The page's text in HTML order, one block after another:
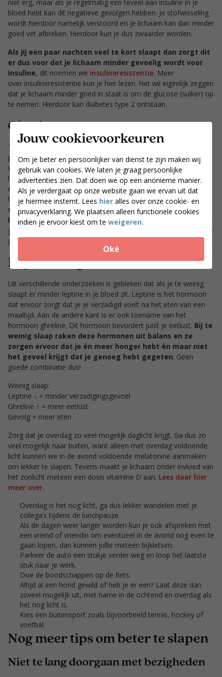
Jouw cookievoorkeuren
Om je beter en persoonlijker van dienst te zijn maken wij
gebruik van cookies. We laten je graag persoonlijke
advertenties zien. Dat doen we op een anonieme manier.
Als je verdergaat op onze website gaan we ervan uit dat
je hiermee instemt. Lees hier alles over onze cookie- en
privacyverklaring. We plaatsen alleen functionele cookies
indien je ervoor kiest om te weigeren.
Oké
niet erg, maar als je regelmatig een teveel aan insuline in je
bloed hebt kan dit negatieve gevolgen hebben. Je stofwisseling
wordt hierdoor namelijk verstoord en je lichaam kan dan minder
goed vet afbreken. Hierdoor kun je dus zwaarder worden.
Als jij een paar nachten veel te kort slaapt dan zorgt dit
er dus voor dat je lichaam minder gevoelig wordt voor
insuline, dit noemen we insulineresistentie. Meer
over insulineresistentie kun je hier lezen. Het wil eigenlijk zeggen
dat je lichaam minder goed in staat is om de glucose (suiker) op
te nemen. Hierdoor kan diabetes type 2 ontstaan.
Obesitas
Terwijl je slaapt vinden er in je lichaam allerlei ‘reparatie’
processen plaats. Tijdens een goede nachtrust wordt als het
ware ons hele systeem gereset, zodat jij ’s ochtends weer
lekker fris opstaat. Voor deze processen is natuurlijk ook
energie nodig en die energie komt tijdens het slapen vrij door
het verbranden van jouw eigen vet!Als je ’s nachts niet goed
slaapt zal je lichaam je vetten dan ook niet optimaal
kunnen verbranden. Dit kan er op den duur voor zorgen dat
je minder makkelijk gewicht verliest of zelfs aankomt, vooral als
je ’s avonds de neiging hebt om nog te gaan snacken.
Leptine en ghreline
Uit verschillende onderzoeken is gebleken dat als je te weinig
slaapt er minder leptine in je bloed zit. Leptine is het hormoon
dat ervoor zorgt dat je je verzadigd voelt na het eten van een
maaltijd. Aan de andere kant is er ook toename van het
hormoon ghreline. Dit hormoon bevordert juist je eetlust. Bij te
weinig slaap raken deze hormonen uit balans en ze
zorgen ervoor dat je én meer honger hebt én maar niet
het gevoel krijgt dat je genoeg hebt gegeten. Geen
goede combinatie dus!
Weinig slaap:
Leptine ↓ = minder verzadigingsgevoel
Ghreline ↑ = meer eetlust
Gevolg = meer eten
Zorg dat je overdag zo veel mogelijk daglicht krijgt. Ga dus zo
veel mogelijk naar buiten, want alleen met overdag voldoende
licht kunnen we in de avond voldoende melatonine aanmaken
om lekker te slapen. Tevens maakt je lichaam onder invloed van
het zonlicht meteen een dosis vitamine D aan. Lees daar hier
meer over.
Overdag is het nog licht, ga dus lekker wandelen met je
collega’s tijdens de lunchpauze.
Als de dagen weer langer worden kun je ook afspreken met
een vriend of vriendin om eventueel in de avond nog even te
gaan lopen, dan kunnen jullie meteen bijkletsen.
Parkeer de auto een stukje verder weg en loop het laatste
stuk naar je werk.
Doe de boodschappen op de fiets.
Altijd al een hond gewild of heb je er een? Laat deze dan
zoveel mogelijk uit, met name in de ochtend en overdag als
het nog licht is.
Kies een buitensport zoals bijvoorbeeld tennis, hockey of
voetbal.
Nog meer tips om beter te slapen
Niet te lang doorgaan met bezigheden